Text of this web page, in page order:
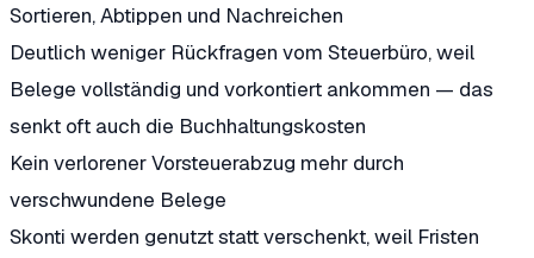
Sortieren, Abtippen und Nachreichen
Deutlich weniger Rückfragen vom Steuerbüro, weil
Belege vollständig und vorkontiert ankommen — das
senkt oft auch die Buchhaltungskosten
Kein verlorener Vorsteuerabzug mehr durch
verschwundene Belege
Skonti werden genutzt statt verschenkt, weil Fristen